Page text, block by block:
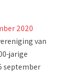
2020
van
jarige
september